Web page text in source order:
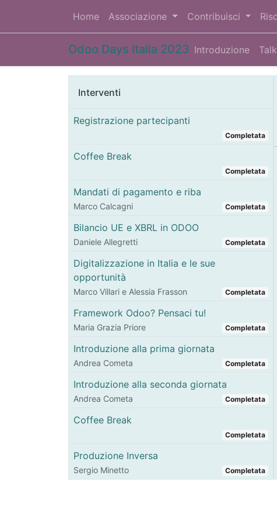
Home Associazione Contribuisci
Odoo Days Italia 2023 Introduzione
Interventi
Registrazione partecipanti
Completata
Coffee Break
Completata
Mandati di pagamento e riba
Marco Calcagni Completata
Bilancio UE e XBRL in ODOO
Daniele Allegretti Completata
Digitalizzazione in Italia e le sue
opportunità
Marco Villari e Alessia Frasson Completata
Framework Odoo? Pensaci tu!
Maria Grazia Priore Completata
Introduzione alla prima giornata
Andrea Cometa Completata
Introduzione alla seconda giornata
Andrea Cometa Completata
Coffee Break
Completata
Produzione Inversa
Sergio Minetto Completata